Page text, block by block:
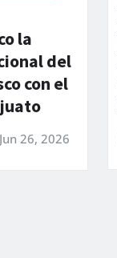
la
del
con el
Jun 26, 2026